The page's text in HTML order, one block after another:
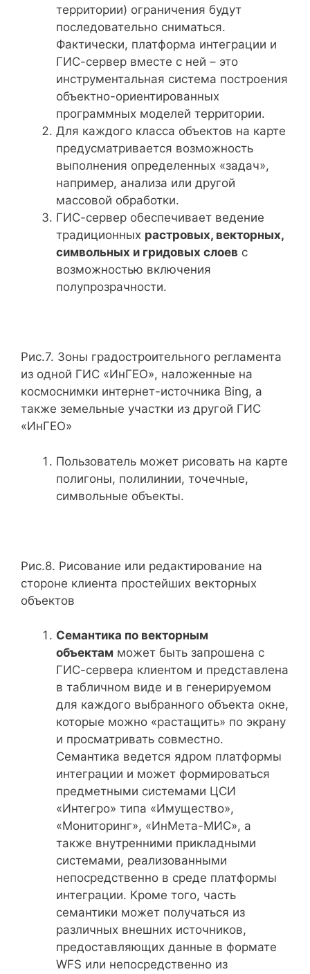
территории) ограничения будут
последовательно сниматься.
Фактически, платформа интеграции и
ГИС-сервер вместе с ней – это
инструментальная система построения
объектно-ориентированных
программных моделей территории.
Для каждого класса объектов на карте
предусматривается возможность
выполнения определенных «задач»,
например, анализа или другой
массовой обработки.
ГИС-сервер обеспечивает ведение
традиционных растровых, векторных,
символьных и гридовых слоев с
возможностью включения
полупрозрачности.
Рис.7. Зоны градостроительного регламента
из одной ГИС «ИнГЕО», наложенные на
космоснимки интернет-источника Bing, а
также земельные участки из другой ГИС
«ИнГЕО»
Пользователь может рисовать на карте
полигоны, полилинии, точечные,
символьные объекты.
Рис.8. Рисование или редактирование на
стороне клиента простейших векторных
объектов
Семантика по векторным
объектам может быть запрошена с
ГИС-сервера клиентом и представлена
в табличном виде и в генерируемом
для каждого выбранного объекта окне,
которые можно «растащить» по экрану
и просматривать совместно.
Семантика ведется ядром платформы
интеграции и может формироваться
предметными системами ЦСИ
«Интегро» типа «Имущество»,
«Мониторинг», «ИнМета-МИС», а
также внутренними прикладными
системами, реализованными
непосредственно в среде платформы
интеграции. Кроме того, часть
семантики может получаться из
различных внешних источников,
предоставляющих данные в формате
WFS или непосредственно из